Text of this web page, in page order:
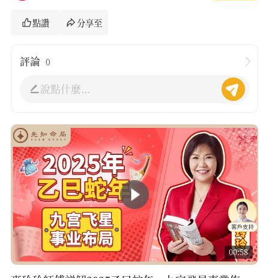
點讚 分享至
評論 0
說點什麼...
00:58